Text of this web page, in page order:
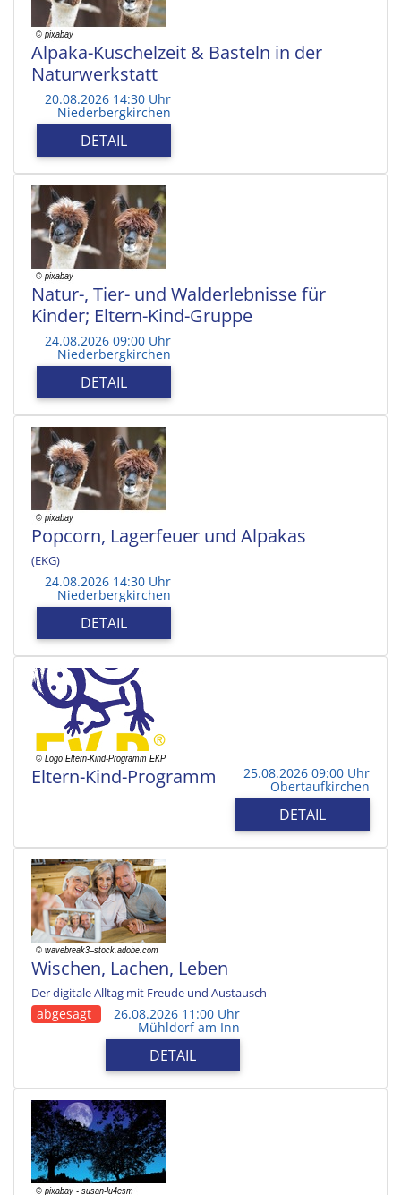
Alpaka-Kuschelzeit & Basteln in der
Naturwerkstatt
20.08.2026 14:30 Uhr
Niederbergkirchen
DETAIL
Natur-, Tier- und Walderlebnisse für
Kinder; Eltern-Kind-Gruppe
24.08.2026 09:00 Uhr
Niederbergkirchen
DETAIL
Popcorn, Lagerfeuer und Alpakas
(EKG)
24.08.2026 14:30 Uhr
Niederbergkirchen
DETAIL
Eltern-Kind-Programm 25.08.2026 09:00 Uhr
Obertaufkirchen
DETAIL
Wischen, Lachen, Leben
Der digitale Alltag mit Freude und Austausch
abgesagt 26.08.2026 11:00 Uhr
Mühldorf am Inn
DETAIL